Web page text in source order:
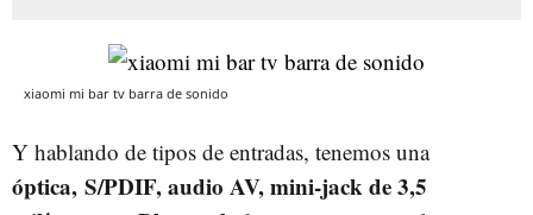
xiaomi mi bar tv barra de sonido
Y hablando de tipos de entradas, tenemos una
óptica, S/PDIF, audio AV, mini-jack de 3,5